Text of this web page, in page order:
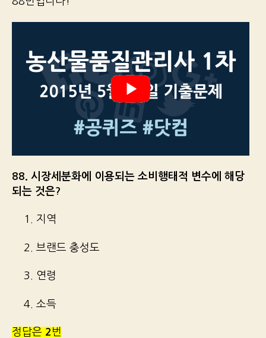
88. 시장세분화에 이용되는 소비행태적 변수에 해당
되는 것은?
1. 지역
2. 브랜드 충성도
3. 연령
4. 소득
정답은 2 번